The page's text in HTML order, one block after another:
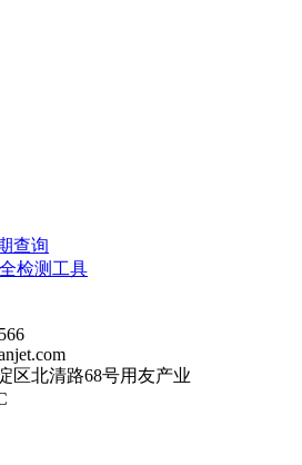
查询
检测工具
区北清路68号用友产业